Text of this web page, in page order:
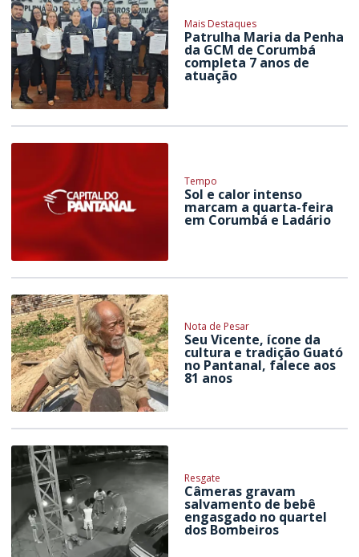
Mais Destaques
Patrulha Maria da Penha
da GCM de Corumbá
completa 7 anos de
atuação
Tempo
Sol e calor intenso
marcam a quarta-feira
em Corumbá e Ladário
Nota de Pesar
Seu Vicente, ícone da
cultura e tradição Guató
no Pantanal, falece aos
81 anos
Resgate
Câmeras gravam
salvamento de bebê
engasgado no quartel
dos Bombeiros